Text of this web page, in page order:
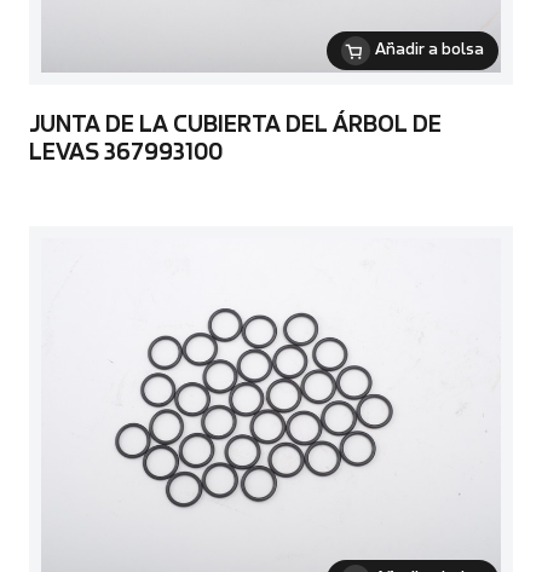
Añadir a bolsa
JUNTA DE LA CUBIERTA DEL ÁRBOL DE
LEVAS 367993100